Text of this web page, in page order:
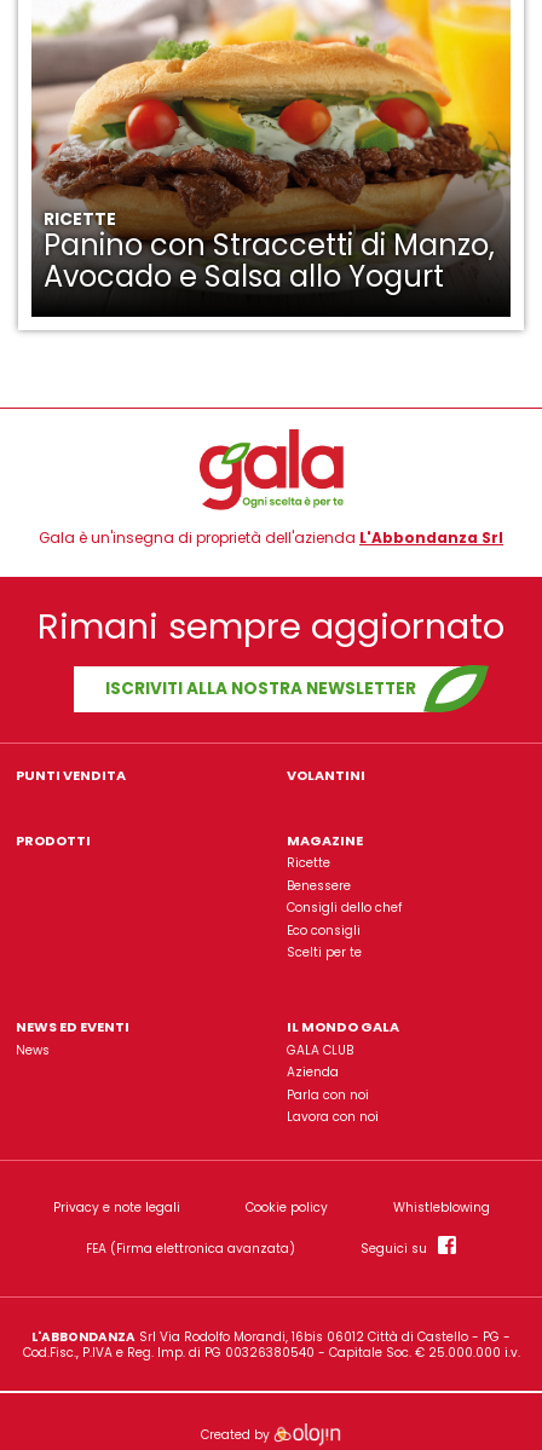
RICETTE
Panino con Straccetti di Manzo,
Avocado e Salsa allo Yogurt